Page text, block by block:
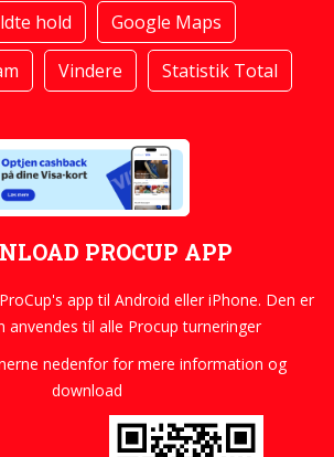
hold
Google Maps
Vindere Statistik Total
PROCUP APP
app til Android eller iPhone. Den er
anvendes til alle Procup turneringer
nedenfor for mere information og
download